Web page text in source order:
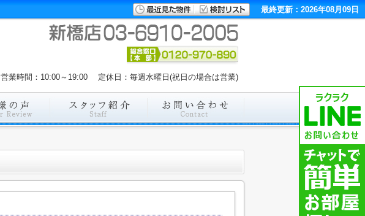
最終更新：2026年08月09日
営業時間：10:00～19:00 定休日：毎週水曜日(祝日の場合は営業)